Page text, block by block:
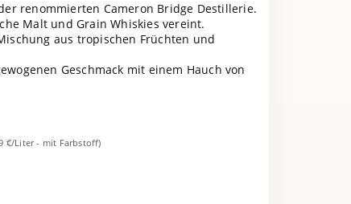
renommierten Cameron Bridge Destillerie.
Malt und Grain Whiskies vereint.
aus tropischen Früchten und
Geschmack mit einem Hauch von
€/Liter - mit Farbstoff)